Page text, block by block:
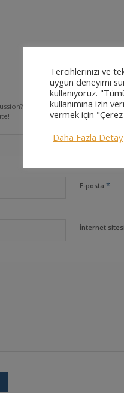
Ad*
E-posta *
İnternet sitesi
Tercihlerinizi ve
uygun deneyimi
kullanıyoruz.
kullanımına izin
vermek için
Daha Fazla Detay